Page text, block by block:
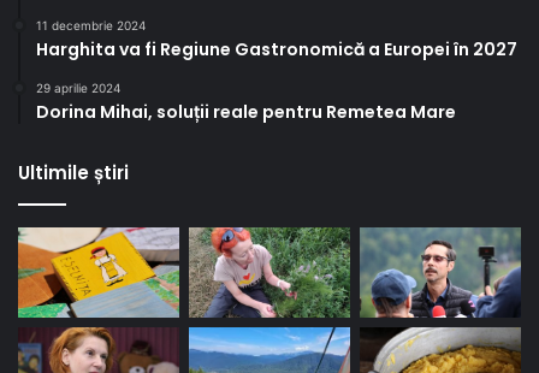
11 decembrie 2024
Harghita va fi Regiune Gastronomică a Europei în 2027
29 aprilie 2024
Dorina Mihai, soluții reale pentru Remetea Mare
Ultimile știri